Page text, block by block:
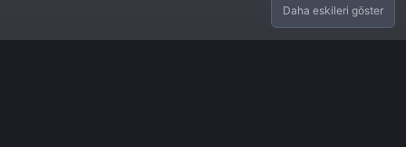
Daha eskileri göster